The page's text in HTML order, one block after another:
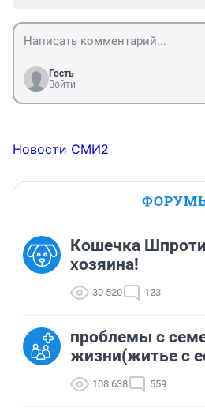
Гость
Войти
Новости СМИ2
Кошечка
хозяина!
30 520 123
проблемы с
жизни(житье с
108 638 559